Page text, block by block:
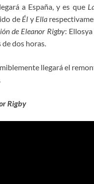
a España, y es que
deÉl yElla
de Eleanor Rigby:
dos horas.
llegará el
Rigby